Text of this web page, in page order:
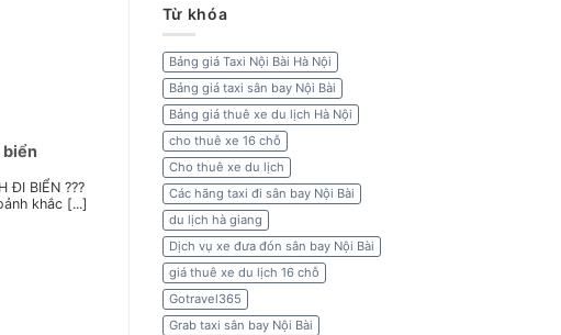
biển
ĐI BIỂN ???
khắc [...]
Từ khóa
Bảng giá Taxi Nội Bài Hà Nội
Bảng giá taxi sân bay Nội Bài
Bảng giá thuê xe du lịch Hà Nội
cho thuê xe 16 chỗ
Cho thuê xe du lịch
Các hãng taxi đi sân bay Nội Bài
du lịch hà giang
Dịch vụ xe đưa đón sân bay Nội Bài
giá thuê xe du lịch 16 chỗ
Gotravel365
Grab taxi sân bay Nội Bài